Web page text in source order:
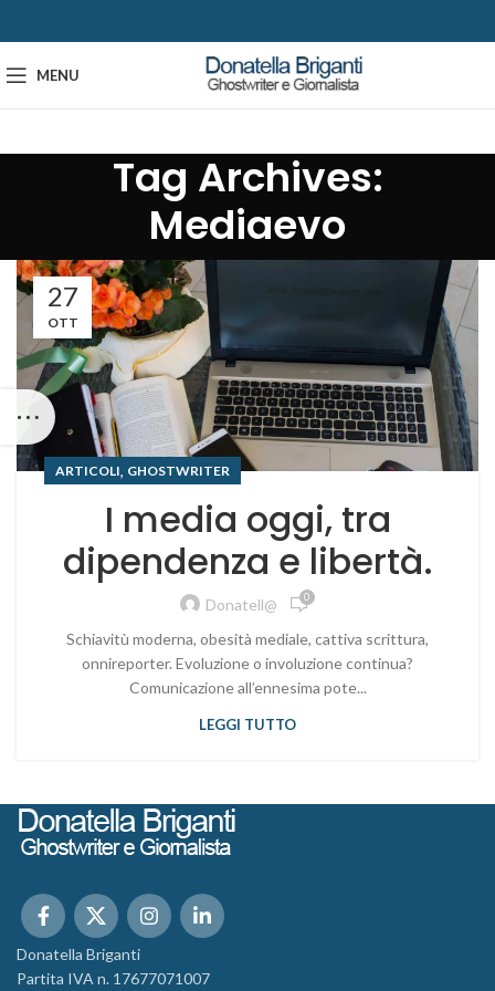
MENU
Tag Archives:
Mediaevo
27
OTT
ARTICOLI, GHOSTWRITER
I media oggi, tra
dipendenza e libertà.
Donatell@ 0
Schiavitù moderna, obesità mediale, cattiva scrittura,
onnireporter. Evoluzione o involuzione continua?
Comunicazione all’ennesima pote...
LEGGI TUTTO
Donatella Briganti
Partita IVA n. 17677071007